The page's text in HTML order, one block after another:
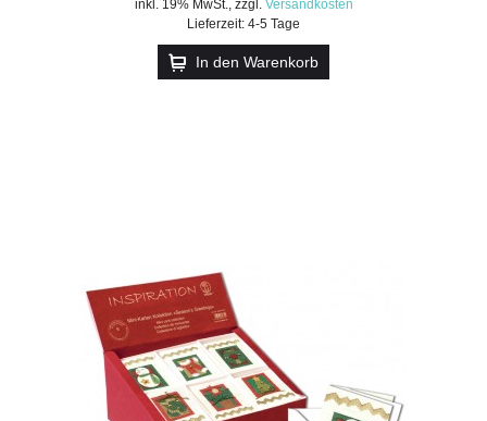
inkl. 19% MwSt., zzgl. Versandkosten
Lieferzeit: 4-5 Tage
In den Warenkorb